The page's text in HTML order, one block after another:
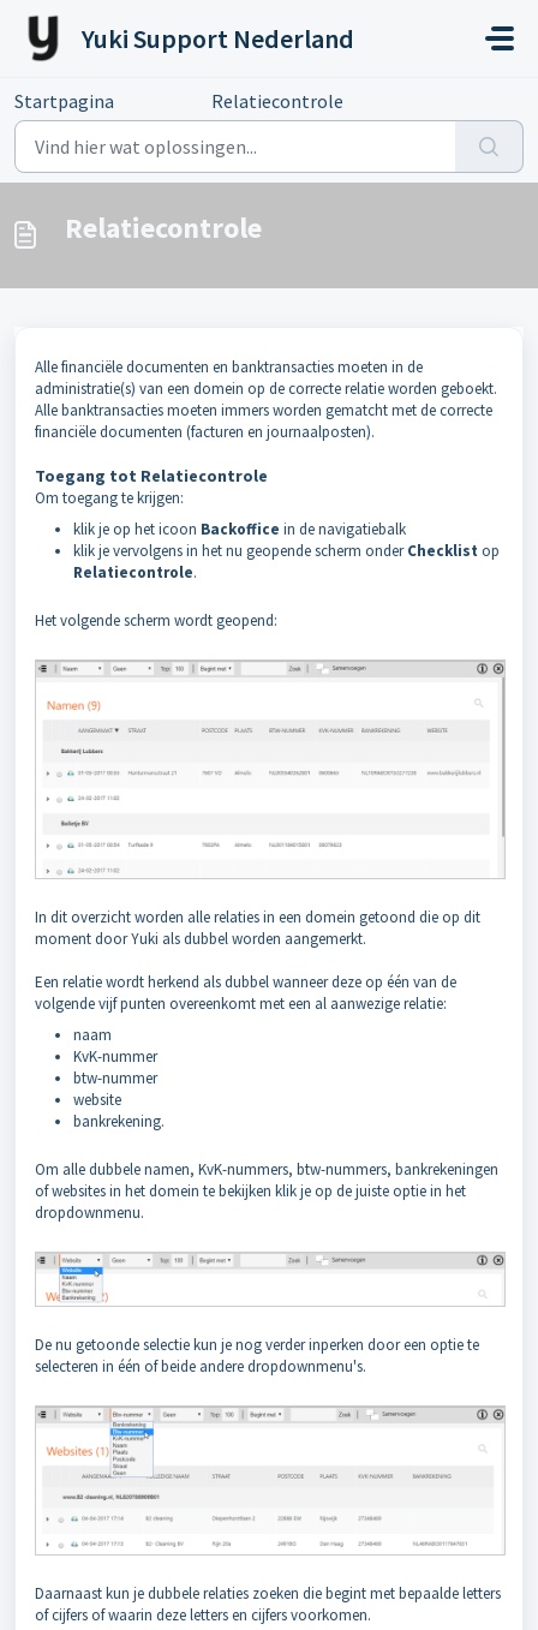
Doorgaan naar hoofdinhoud
Yuki Support Nederland
Startpagina Relatiecontrole
Relatiecontrole
Alle financiële documenten en banktransacties moeten in de
administratie(s) van een domein op de correcte relatie worden geboekt.
Alle banktransacties moeten immers worden gematcht met de correcte
financiële documenten (facturen en journaalposten).
Toegang tot Relatiecontrole
Om toegang te krijgen:
klik je op het icoon Backoffice in de navigatiebalk
klik je vervolgens in het nu geopende scherm onderChecklist op
Relatiecontrole.
Het volgende scherm wordt geopend:
In dit overzicht worden alle relaties in een domein getoond die op dit
moment door Yuki als dubbel worden aangemerkt.
Een relatie wordt herkend als dubbel wanneer deze op één van de
volgende vijf punten overeenkomt met een al aanwezige relatie:
naam
KvK-nummer
btw-nummer
website
bankrekening.
Om alle dubbele namen, KvK-nummers, btw-nummers, bankrekeningen
of websites in het domein te bekijken klik je op de juiste optie in het
dropdownmenu.
De nu getoonde selectie kun je nog verder inperken door een optie te
selecteren in één of beide andere dropdownmenu's.
Daarnaast kun je dubbele relaties zoeken die begint met bepaalde letters
of cijfers of waarin deze letters en cijfers voorkomen.